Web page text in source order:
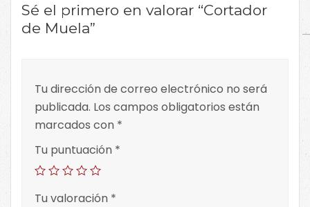
Sé el primero en valorar “Cortador
de Muela”
Tu dirección de correo electrónico no será
publicada. Los campos obligatorios están
marcados con *
Tu puntuación *
Tu valoración *